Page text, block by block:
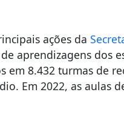
ações da
aprendizagens dos
em 8.432 turmas de
Em 2022, as aulas